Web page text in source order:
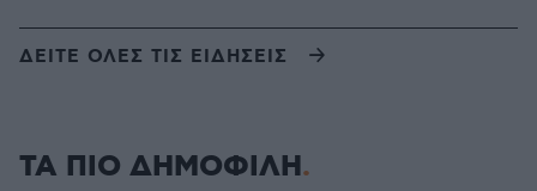
ΔΕΙΤΕ ΟΛΕΣ ΤΙΣ ΕΙΔΗΣΕΙΣ
ΤΑ ΠΙΟ ΔΗΜΟΦΙΛΗ